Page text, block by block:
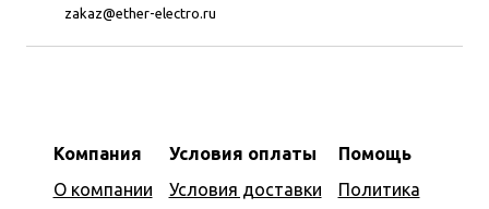
zakaz@ether-electro.ru
Компания
О компании
Условия оплаты
Условия доставки
Помощь
Политика